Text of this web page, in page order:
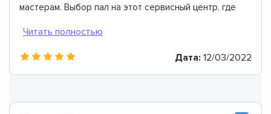
мастерам. Выбор пал на этот сервисный центр, где
Дата: 12/03/2022